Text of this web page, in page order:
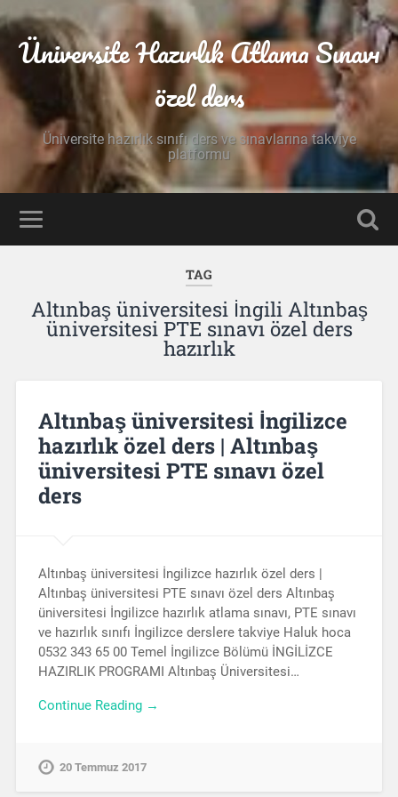
Üniversite Hazırlık Atlama Sınavı
özel ders
Üniversite hazırlık sınıfı ders ve sınavlarına takviye
platformu
TAG
Altınbaş üniversitesi İngili Altınbaş
üniversitesi PTE sınavı özel ders
hazırlık
Altınbaş üniversitesi İngilizce
hazırlık özel ders | Altınbaş
üniversitesi PTE sınavı özel
ders
Altınbaş üniversitesi İngilizce hazırlık özel ders |
Altınbaş üniversitesi PTE sınavı özel ders Altınbaş
üniversitesi İngilizce hazırlık atlama sınavı, PTE sınavı
ve hazırlık sınıfı İngilizce derslere takviye Haluk hoca
0532 343 65 00 Temel İngilizce Bölümü İNGİLİZCE
HAZIRLIK PROGRAMI Altınbaş Üniversitesi…
Continue Reading →
20 Temmuz 2017